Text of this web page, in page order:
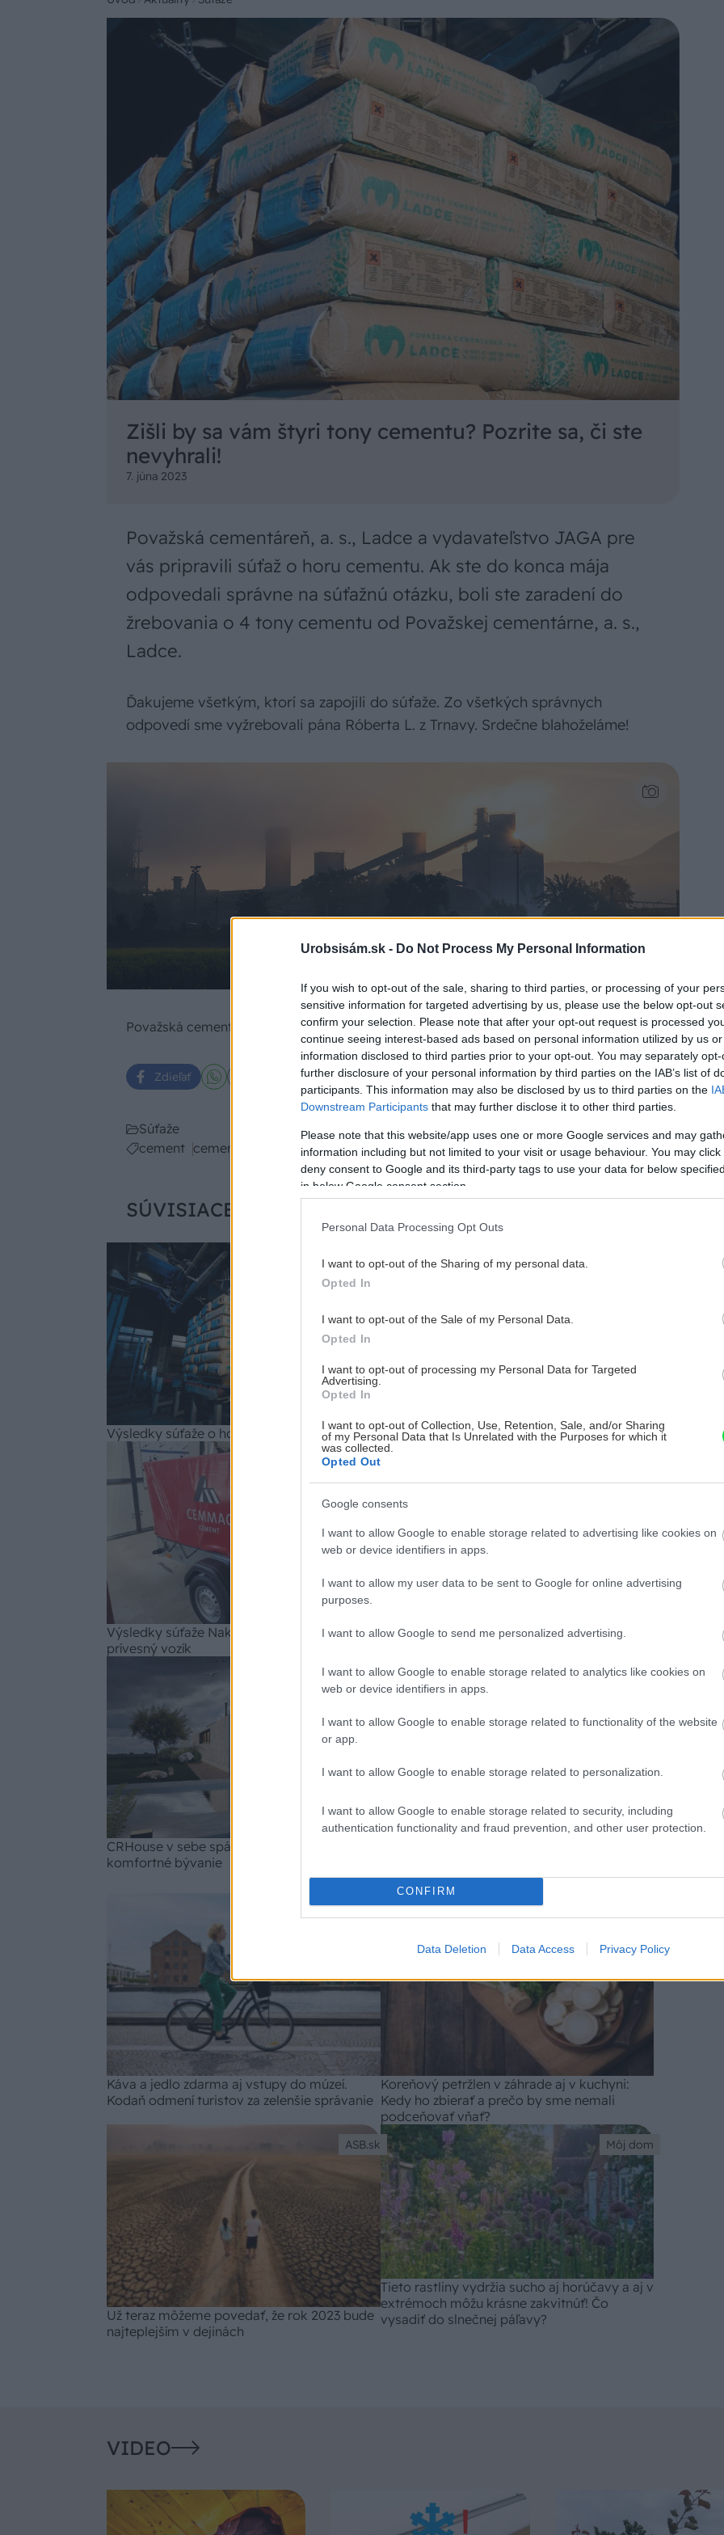
Urobsisám.sk - Do Not Process My Personal Information
If you wish to opt-out of the sale, sharing to third parties, or processing of your
sensitive information for targeted advertising by us, please use the below opt-out
confirm your selection. Please note that after your opt-out request is processed
continue seeing interest-based ads based on personal information utilized by us
information disclosed to third parties prior to your opt-out. You may separately
further disclosure of your personal information by third parties on the IAB’s list of
participants. This information may also be disclosed by us to third parties on the
Downstream Participants that may further disclose it to other third parties.
Please note that this website/app uses one or more Google services and may
information including but not limited to your visit or usage behaviour. You may
deny consent to Google and its third-party tags to use your data for below
in below Google consent section.
Personal Data Processing Opt Outs
I want to opt-out of the Sharing of my personal data.
Opted In
I want to opt-out of the Sale of my Personal Data.
Opted In
I want to opt-out of processing my Personal Data for Targeted
Advertising.
Opted In
I want to opt-out of Collection, Use, Retention, Sale, and/or Sharing
of my Personal Data that Is Unrelated with the Purposes for which it
was collected.
Opted Out
Google consents
I want to allow Google to enable storage related to advertising like cookies on
web or device identifiers in apps.
I want to allow my user data to be sent to Google for online advertising
purposes.
I want to allow Google to send me personalized advertising.
I want to allow Google to enable storage related to analytics like cookies on
web or device identifiers in apps.
I want to allow Google to enable storage related to functionality of the website
or app.
I want to allow Google to enable storage related to personalization.
I want to allow Google to enable storage related to security, including
authentication functionality and fraud prevention, and other user protection.
CONFIRM
Data Deletion Data Access Privacy Policy
Zišli by sa vám štyri tony cementu? Pozrite sa, či ste
nevyhrali!
7. júna 2023
Považská cementáreň, a. s., Ladce a vydavateľstvo JAGA pre
vás pripravili súťaž o horu cementu. Ak ste do konca mája
odpovedali správne na súťažnú otázku, boli ste zaradení do
žrebovania o 4 tony cementu od Považskej cementárne, a. s.,
Ladce.
Ďakujeme všetkým, ktorí sa zapojili do súťaže. Zo všetkých správnych
odpovedí sme vyžrebovali pána Róberta L. z Trnavy. Srdečne blahoželáme!
Považská cementáreň, Ladce
Zdieľať
Súťaže
cement cementáreň
SÚVISIACE
Súťaže
Výsledky súťaže o horu cementu Nový dizajn pevnej značky
Súťaže
Výsledky súťaže Nakúp cement a vyhraj 5x
prívesný vozík
6 tipov, ako môžete upraviť vlastnosti betónu
Aktuality
CRHouse v sebe spája kreativitu a kvalitu pre
komfortné bývanie
Stavebný materiál
Káva a jedlo zdarma aj vstupy do múzeí.
Kodaň odmení turistov za zelenšie správanie
Koreňový petržlen v záhrade aj v kuchyni:
Kedy ho zbierať a prečo by sme nemali
podceňovať vňať?
ASB.sk
Už teraz môžeme povedať, že rok 2023 bude
najteplejším v dejinách
Môj dom
Tieto rastliny vydržia sucho aj horúčavy a aj v
extrémoch môžu krásne zakvitnúť! Čo
vysadiť do slnečnej páľavy?
VIDEO